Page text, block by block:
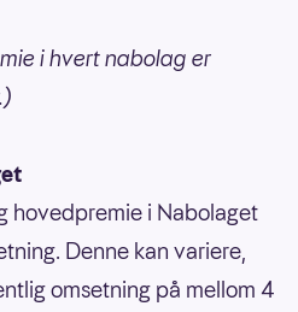
i hvert nabolag er
hovedpremie i Nabolaget
Denne kan variere,
omsetning på mellom 4